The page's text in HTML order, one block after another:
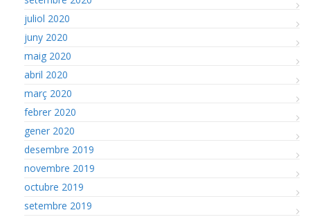
juliol 2020
juny 2020
maig 2020
abril 2020
març 2020
febrer 2020
gener 2020
desembre 2019
novembre 2019
octubre 2019
setembre 2019